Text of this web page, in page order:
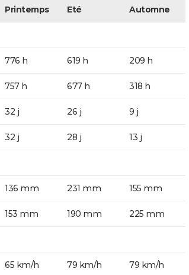
Printemps Eté Automne
776 h 619 h 209 h
757 h 677 h 318 h
32 j 26 j 9 j
32 j 28 j 13 j
136 mm 231 mm 155 mm
153 mm 190 mm 225 mm
65 km/h 79 km/h 79 km/h